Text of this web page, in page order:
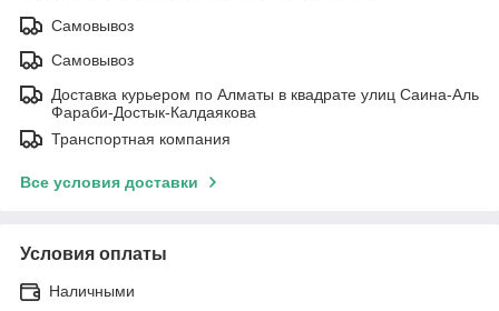
Самовывоз
Самовывоз
Доставка курьером по Алматы в квадрате улиц Саина-Аль
Фараби-Достык-Калдаякова
Транспортная компания
Все условия доставки
Условия оплаты
Наличными